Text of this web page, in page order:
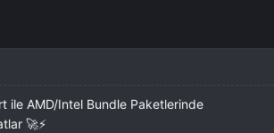
ile AMD/Intel Bundle Paketlerinde
🚀⚡